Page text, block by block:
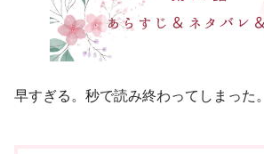
早すぎる。秒で読み終わってしまった。